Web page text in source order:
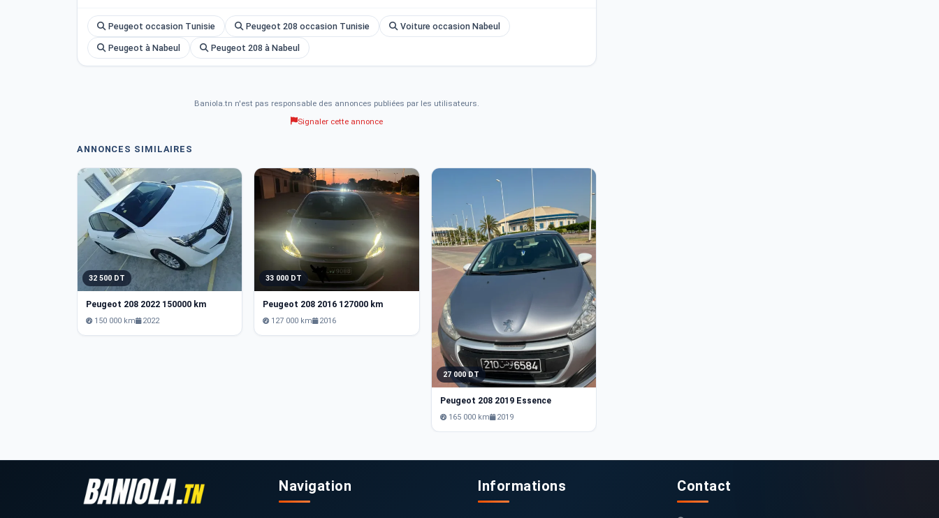
Peugeot occasion Tunisie Peugeot 208 occasion Tunisie Voiture occasion Nabeul
Peugeot à Nabeul Peugeot 208 à Nabeul
Baniola.tn n'est pas responsable des annonces publiées par les utilisateurs.
Signaler cette annonce
ANNONCES SIMILAIRES
32 500 DT
Peugeot 208 2022 150000 km
150 000 km 2022
33 000 DT
Peugeot 208 2016 127000 km
127 000 km 2016
27 000 DT
Peugeot 208 2019 Essence
165 000 km 2019
Navigation Informations Contact